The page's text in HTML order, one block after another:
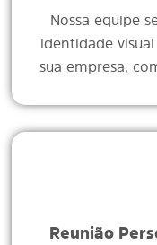
Nossa equipe
identidade
sua empresa,
Reunião